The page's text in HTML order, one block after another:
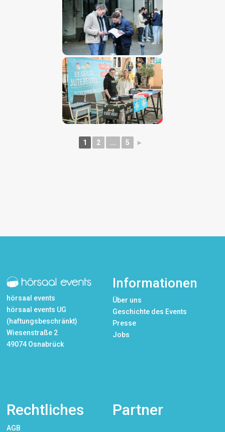
1 2 ... 5 ►
hörsaal events
hörsaal events UG
(haftungsbeschränkt)
Wiesenstraße 2
49074 Osnabrück
Informationen
Über uns
Geschichte des Events
Presse
Jobs
Rechtliches
AGB
Partner